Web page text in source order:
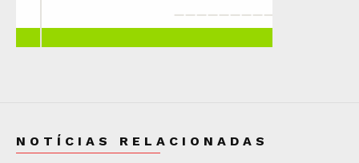
NOTÍCIAS RELACIONADAS